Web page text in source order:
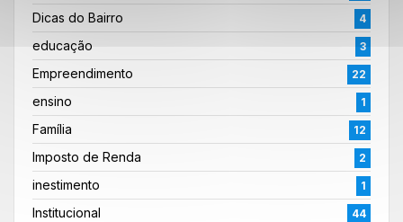
Dicas do Bairro 4
educação 3
Empreendimento 22
ensino 1
Família 12
Imposto de Renda 2
inestimento 1
Institucional 44